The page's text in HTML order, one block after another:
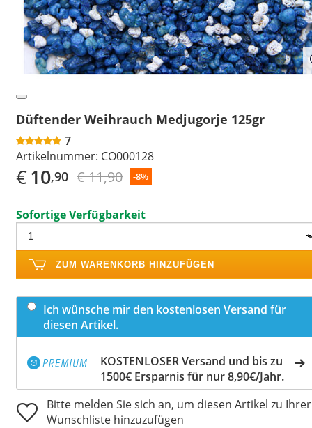
Düftender Weihrauch Medjugorje 125gr
7
Artikelnummer: CO000128
€10,90 € 11,90 -8%
Sofortige Verfügbarkeit
ZUM WARENKORB HINZUFÜGEN
Ich wünsche mir den kostenlosen Versand für
diesen Artikel.
KOSTENLOSER Versand und bis zu
1500€ Ersparnis für nur 8,90€/Jahr.
Bitte melden Sie sich an, um diesen Artikel zu Ihrer
Wunschliste hinzuzufügen